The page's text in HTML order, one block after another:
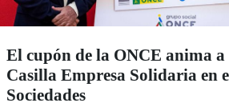
El cupón de la ONCE anima
Casilla Empresa Solidaria en
Sociedades